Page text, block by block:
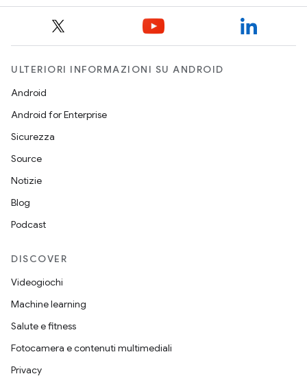
ULTERIORI INFORMAZIONI SU ANDROID
Android
Android for Enterprise
Sicurezza
Source
Notizie
Blog
Podcast
DISCOVER
Videogiochi
Machine learning
Salute e fitness
Fotocamera e contenuti multimediali
Privacy